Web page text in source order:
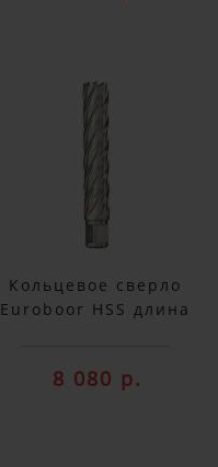
Кольцевое сверло
Euroboor HSS длина
8 080 р.